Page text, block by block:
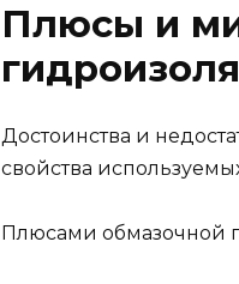
Плюсы и
Достоинства и
свойства
Плюсами обмазочной